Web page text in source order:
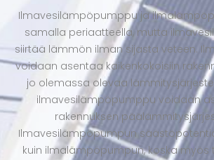
Ilmavesilämpöpumppu ja
samalla periaatteella, mutta
siirtää lämmön ilman sijasta veteen.
voidaan asentaa kaikenkokoisiin
jo olemassa olevaa
ilmavesilämpöpumppu voidaan
rakennuksen
Ilmavesilämpöpumpun
kuin ilmalämpöpumpun, koska myös